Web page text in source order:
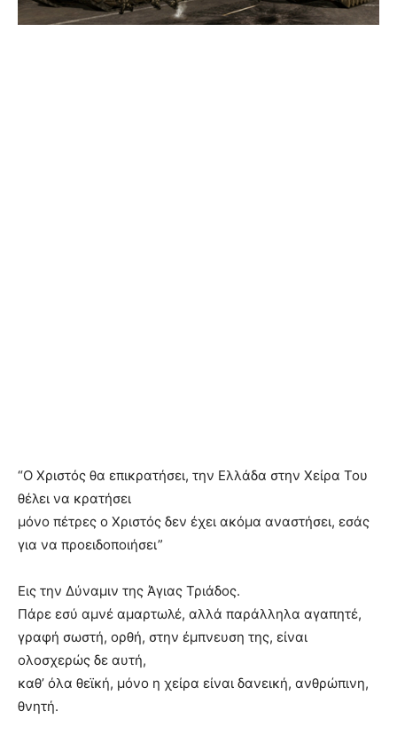
“Ο Χριστός θα επικρατήσει, την Ελλάδα στην Χείρα Του
θέλει να κρατήσει
μόνο πέτρες ο Χριστός δεν έχει ακόμα αναστήσει, εσάς
για να προειδοποιήσει”
Εις την Δύναμιν της Άγιας Τριάδος.
Πάρε εσύ αμνέ αμαρτωλέ, αλλά παράλληλα αγαπητέ,
γραφή σωστή, ορθή, στην έμπνευση της, είναι
ολοσχερώς δε αυτή,
καθ’ όλα θεϊκή, μόνο η χείρα είναι δανεική, ανθρώπινη,
θνητή.